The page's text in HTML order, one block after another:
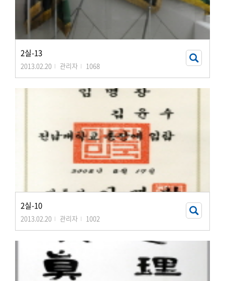
2실-13
2013.02.20 관리자 1068
2실-10
2013.02.20 관리자 1002